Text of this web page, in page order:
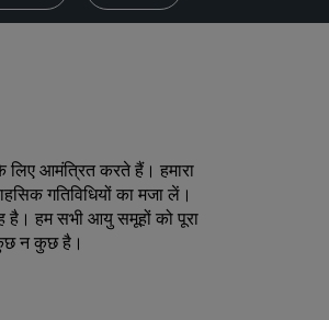
ब्लॉग देखें
पॉइंटों का उपयोग कैसे करें
कैसे पाएँ
and Planners
आमंत्रित करते हैं। हमारा
गतिविधियों का मजा लें।
है। हम सभी आयु समूहों को पूरा
कुछ न कुछ है।